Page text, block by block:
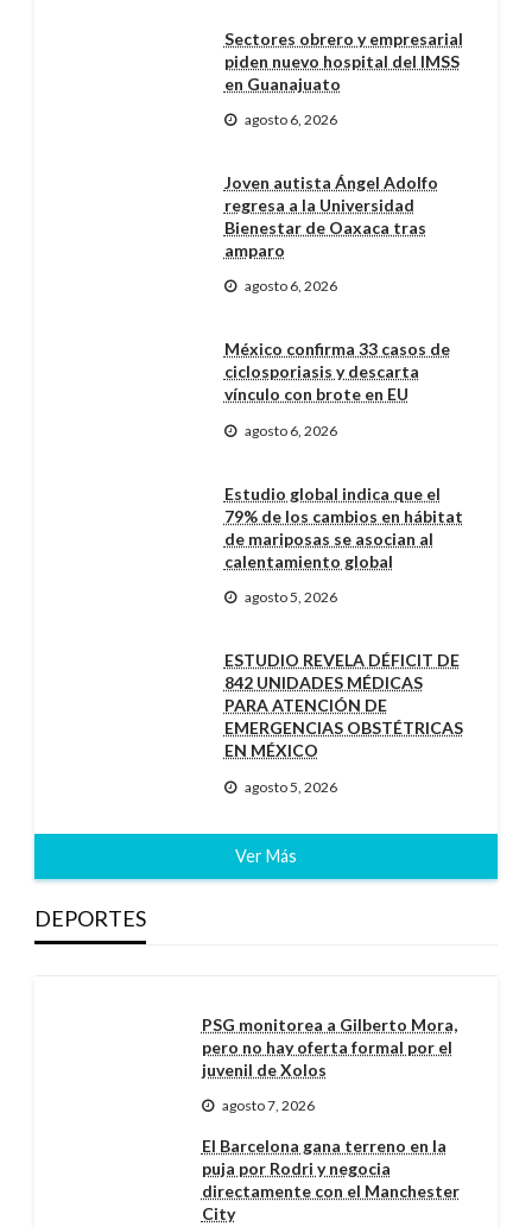
Sectores obrero y empresarial
piden nuevo hospital del IMSS
en Guanajuato
agosto 6, 2026
Joven autista Ángel Adolfo
regresa a la Universidad
Bienestar de Oaxaca tras
amparo
agosto 6, 2026
México confirma 33 casos de
ciclosporiasis y descarta
vínculo con brote en EU
agosto 6, 2026
Estudio global indica que el
79% de los cambios en hábitat
de mariposas se asocian al
calentamiento global
agosto 5, 2026
ESTUDIO REVELA DÉFICIT DE
842 UNIDADES MÉDICAS
PARA ATENCIÓN DE
EMERGENCIAS OBSTÉTRICAS
EN MÉXICO
agosto 5, 2026
Ver Más
DEPORTES
PSG monitorea a Gilberto Mora,
pero no hay oferta formal por el
juvenil de Xolos
agosto 7, 2026
El Barcelona gana terreno en la
puja por Rodri y negocia
directamente con el Manchester
City